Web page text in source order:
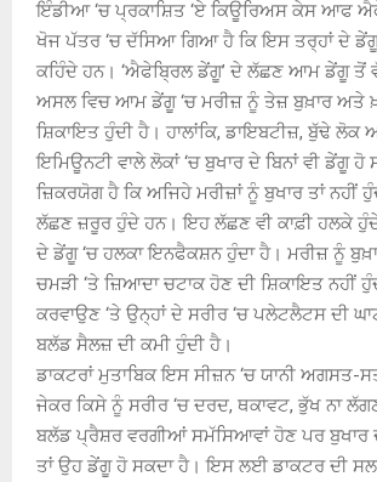
ਇੰਡੀਆ ‘ਚ ਪ੍ਰਕਾਸ਼ਿਤ ‘ਏ ਕਿਊਰਿਅਸ ਕੇਸ ਆਫ
ਖੋਜ ਪੱਤਰ ‘ਚ ਦੱਸਿਆ ਗਿਆ ਹੈ ਕਿ ਇਸ ਤਰ੍ਹਾਂ ਦੇ ਡੇਂਗੂ
ਕਹਿੰਦੇ ਹਨ। ‘ਐਫੇਬ੍ਰਿਲ ਡੇਂਗੂ’ ਦੇ ਲੱਛਣ ਆਮ ਡੇਂਗੂ ਤੋਂ
ਅਸਲ ਵਿਚ ਆਮ ਡੇਂਗੂ ‘ਚ ਮਰੀਜ਼ ਨੂੰ ਤੇਜ਼ ਬੁਖ਼ਾਰ ਅਤੇ
ਸ਼ਿਕਾਇਤ ਹੁੰਦੀ ਹੈ। ਹਾਲਾਂਕਿ, ਡਾਇਬਟੀਜ਼, ਬੁੱਢੇ ਲੋਕ
ਇਮਿਊਨਟੀ ਵਾਲੇ ਲੋਕਾਂ ‘ਚ ਬੁਖਾਰ ਦੇ ਬਿਨਾਂ ਵੀ ਡੇਂਗੂ ਹੋ
ਜ਼ਿਕਰਯੋਗ ਹੈ ਕਿ ਅਜਿਹੇ ਮਰੀਜ਼ਾਂ ਨੂੰ ਬੁਖਾਰ ਤਾਂ ਨਹੀਂ
ਲੱਛਣ ਜ਼ਰੂਰ ਹੁੰਦੇ ਹਨ। ਇਹ ਲੱਛਣ ਵੀ ਕਾਫ਼ੀ ਹਲਕੇ
ਦੇ ਡੇਂਗੂ ‘ਚ ਹਲਕਾ ਇਨਫੈਕਸ਼ਨ ਹੁੰਦਾ ਹੈ। ਮਰੀਜ਼ ਨੂੰ
ਚਮੜੀ ‘ਤੇ ਜ਼ਿਆਦਾ ਚਟਾਕ ਹੋਣ ਦੀ ਸ਼ਿਕਾਇਤ ਨਹੀਂ
ਕਰਵਾਉਣ ‘ਤੇ ਉਨ੍ਹਾਂ ਦੇ ਸਰੀਰ ‘ਚ ਪਲੇਟਲੈਟਸ ਦੀ
ਬਲੱਡ ਸੈਲਜ਼ ਦੀ ਕਮੀ ਹੁੰਦੀ ਹੈ।
ਡਾਕਟਰਾਂ ਮੁਤਾਬਿਕ ਇਸ ਸੀਜ਼ਨ ‘ਚ ਯਾਨੀ ਅਗਸਤ-
ਜੇਕਰ ਕਿਸੇ ਨੂੰ ਸਰੀਰ ‘ਚ ਦਰਦ, ਥਕਾਵਟ, ਭੁੱਖ ਨਾ
ਬਲੱਡ ਪ੍ਰੈਸ਼ਰ ਵਰਗੀਆਂ ਸਮੱਸਿਆਵਾਂ ਹੋਣ ਪਰ ਬੁਖਾਰ
ਤਾਂ ਉਹ ਡੇਂਗੂ ਹੋ ਸਕਦਾ ਹੈ। ਇਸ ਲਈ ਡਾਕਟਰ ਦੀ